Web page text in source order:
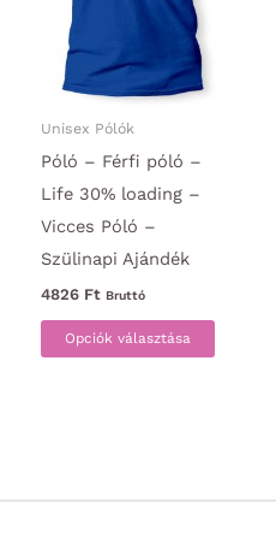
Unisex Pólók
Póló – Férfi póló –
Life 30% loading –
Vicces Póló –
Szülinapi Ajándék
4826 Ft Bruttó
Opciók választása
Ennek
a